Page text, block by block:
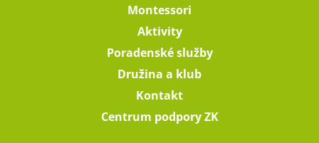
Montessori
Aktivity
Poradenské služby
Družina a klub
Kontakt
Centrum podpory ZK